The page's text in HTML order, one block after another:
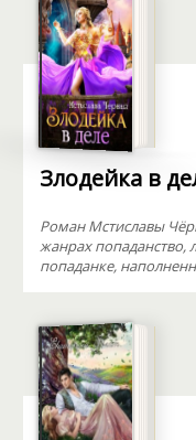
Злодейка в
Роман Мстиславы
жанрах попаданство,
попаданке,